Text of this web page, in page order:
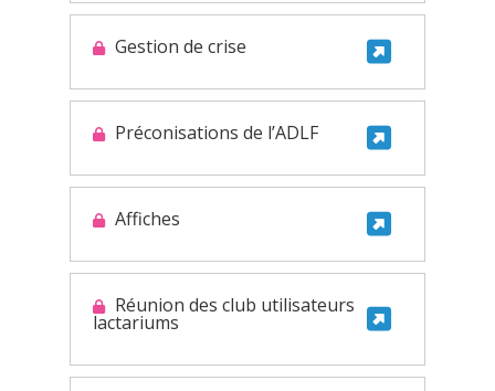
Gestion de crise
Préconisations de l’ADLF
Affiches
Réunion des club utilisateurs
lactariums